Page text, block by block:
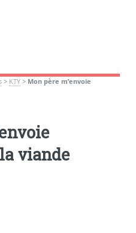
> KTY> Mon père m’envoie
viande